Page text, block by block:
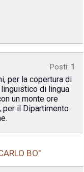
Posti: 1
per la copertura di
di lingua
un monte ore
per il Dipartimento
BO"